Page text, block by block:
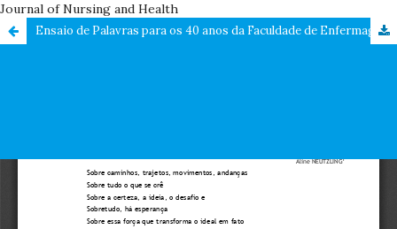
Journal of Nursing and Health
Ensaio de Palavras para os 40 anos da Faculdade de Enfermagem